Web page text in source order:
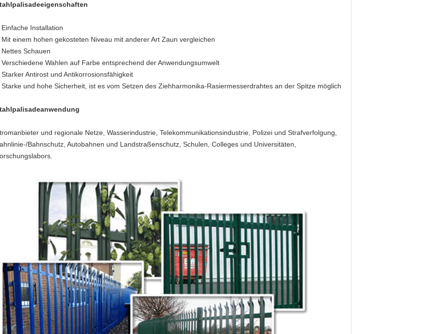
Installation
einem hohen gekosteten Niveau mit anderer Art Zaun vergleichen
Schauen
Wahlen auf Farbe entsprechend der Anwendungsumwelt
Antirost und Antikorrosionsfähigkeit
und hohe Sicherheit, ist es vom Setzen des Ziehharmonika-Rasiermesserdrahtes an der Spitze möglich
und regionale Netze, Wasserindustrie, Telekommunikationsindustrie, Polizei und Strafverfolgung,
Bahnschutz, Autobahnen und Landstraßenschutz, Schulen, Colleges und Universitäten,